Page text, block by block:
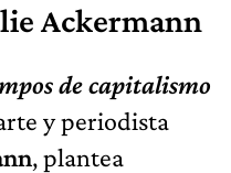
Ackermann
de capitalismo
y periodista
, plantea